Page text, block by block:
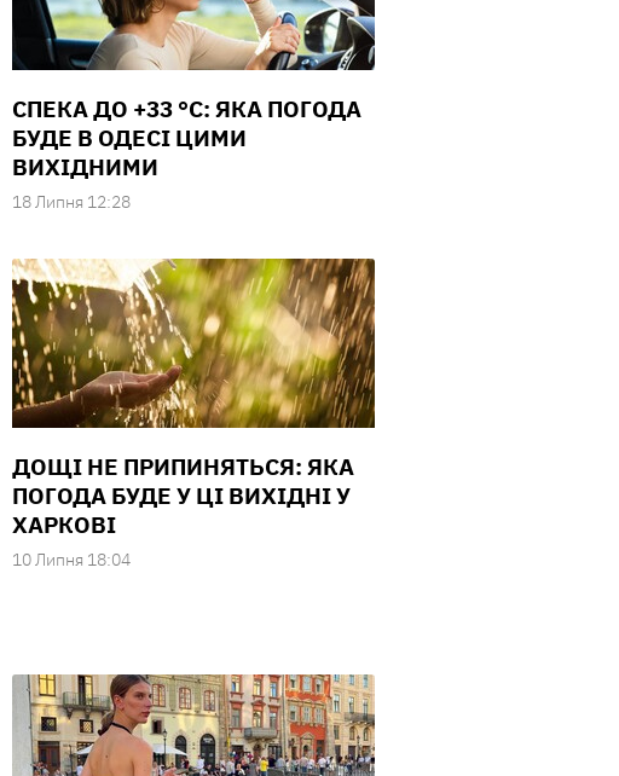
СПЕКА ДО +33 °С: ЯКА ПОГОДА
БУДЕ В ОДЕСІ ЦИМИ
ВИХІДНИМИ
18 Липня 12:28
ДОЩІ НЕ ПРИПИНЯТЬСЯ: ЯКА
ПОГОДА БУДЕ У ЦІ ВИХІДНІ У
ХАРКОВІ
10 Липня 18:04